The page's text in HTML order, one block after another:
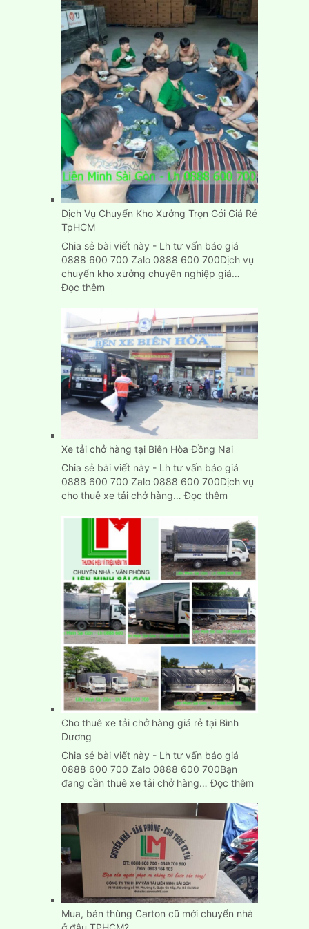
trọ
nhà
trọ
nhanh
gọn,
đơn
giản,
giá
rẻ
Dịch Vụ Chuyển Kho Xưởng Trọn Gói Giá Rẻ
TpHCM
Chia sẻ bài viết này - Lh tư vấn báo giá
0888 600 700 Zalo 0888 600 700Dịch vụ
chuyển kho xưởng chuyên nghiệp giá…
Đọc thêm:
Chuyển
Kho
Xưởng
Trọn
Gói
Giá
Rẻ
TpHCM
Xe tải chở hàng tại Biên Hòa Đồng Nai
Chia sẻ bài viết này - Lh tư vấn báo giá
0888 600 700 Zalo 0888 600 700Dịch vụ
cho thuê xe tải chở hàng…Đọc thêm:
tải
chở
hàng
tại
Biên
Hòa
Đồng
Nai
Cho thuê xe tải chở hàng giá rẻ tại Bình
Dương
Chia sẻ bài viết này - Lh tư vấn báo giá
0888 600 700 Zalo 0888 600 700Bạn
đang cần thuê xe tải chở hàng…Đọc thêm:
thuê
xe
tải
chở
hàng
giá
rẻ
tại
Mua, bán thùng Carton cũ mới chuyển nhà